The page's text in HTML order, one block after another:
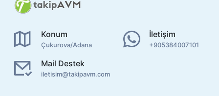
Konum
Çukurova/Adana
İletişim
+905384007101
Mail Destek
iletisim@takipavm.com